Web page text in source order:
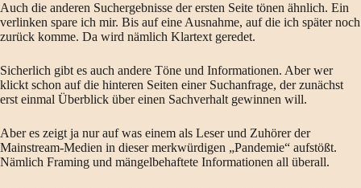
Auch die anderen Suchergebnisse der ersten Seite tönen ähnlich. Ein
verlinken spare ich mir. Bis auf eine Ausnahme, auf die ich später noch
zurück komme. Da wird nämlich Klartext geredet.
Sicherlich gibt es auch andere Töne und Informationen. Aber wer
klickt schon auf die hinteren Seiten einer Suchanfrage, der zunächst
erst einmal Überblick über einen Sachverhalt gewinnen will.
Aber es zeigt ja nur auf was einem als Leser und Zuhörer der
Mainstream-Medien in dieser merkwürdigen „Pandemie“ aufstößt.
Nämlich Framing und mängelbehaftete Informationen all überall.